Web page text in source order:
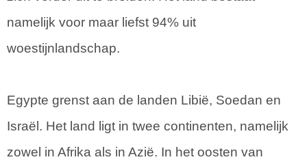
namelijk voor maar liefst 94% uit
woestijnlandschap.
Egypte grenst aan de landen Libië, Soedan en
Israël. Het land ligt in twee continenten, namelijk
zowel in Afrika als in Azië. In het oosten van